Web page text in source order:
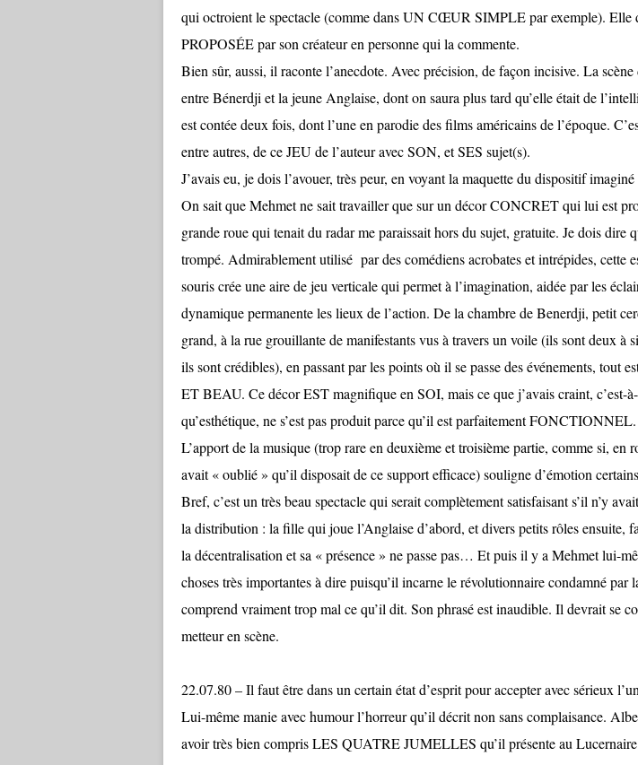
qui octroient le spectacle (comme dans UN CŒUR SIMPLE par exemple). Elle
PROPOSÉE par son créateur en personne qui la commente.
Bien sûr, aussi, il raconte l’anecdote. Avec précision, de façon incisive. La
entre Bénerdji et la jeune Anglaise, dont on saura plus tard qu’elle était de
est contée deux fois, dont l’une en parodie des films américains de l’époque.
entre autres, de ce JEU de l’auteur avec SON, et SES sujet(s).
J’avais eu, je dois l’avouer, très peur, en voyant la maquette du dispositif
On sait que Mehmet ne sait travailler que sur un décor CONCRET qui lui est
grande roue qui tenait du radar me paraissait hors du sujet, gratuite. Je dois dire
trompé. Admirablement utilisé par des comédiens acrobates et intrépides, cette
souris crée une aire de jeu verticale qui permet à l’imagination, aidée par les
dynamique permanente les lieux de l’action. De la chambre de Benerdji, petit
grand, à la rue grouillante de manifestants vus à travers un voile (ils sont deux à
ils sont crédibles), en passant par les points où il se passe des événements, tout
ET BEAU. Ce décor EST magnifique en SOI, mais ce que j’avais craint, c’est-
qu’esthétique, ne s’est pas produit parce qu’il est parfaitement FONCTIONNEL.
L’apport de la musique (trop rare en deuxième et troisième partie, comme si, en
avait « oublié » qu’il disposait de ce support efficace) souligne d’émotion
Bref, c’est un très beau spectacle qui serait complètement satisfaisant s’il n’y
la distribution : la fille qui joue l’Anglaise d’abord, et divers petits rôles ensuite,
la décentralisation et sa « présence » ne passe pas… Et puis il y a Mehmet lui-
choses très importantes à dire puisqu’il incarne le révolutionnaire condamné par
comprend vraiment trop mal ce qu’il dit. Son phrasé est inaudible. Il devrait se
metteur en scène.
22.07.80 – Il faut être dans un certain état d’esprit pour accepter avec sérieux
Lui-même manie avec humour l’horreur qu’il décrit non sans complaisance.
avoir très bien compris LES QUATRE JUMELLES qu’il présente au